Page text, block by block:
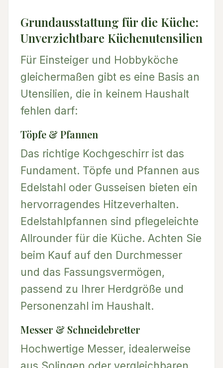
Grundausstattung für die Küche:
Unverzichtbare Küchenutensilien
Für Einsteiger und Hobbyköche
gleichermaßen gibt es eine Basis an
Utensilien, die in keinem Haushalt
fehlen darf:
Töpfe & Pfannen
Das richtige Kochgeschirr ist das
Fundament. Töpfe und Pfannen aus
Edelstahl oder Gusseisen bieten ein
hervorragendes Hitzeverhalten.
Edelstahlpfannen sind pflegeleichte
Allrounder für die Küche. Achten Sie
beim Kauf auf den Durchmesser
und das Fassungsvermögen,
passend zu Ihrer Herdgröße und
Personenzahl im Haushalt.
Messer & Schneidebretter
Hochwertige Messer, idealerweise